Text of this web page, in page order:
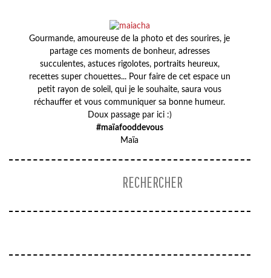
Gourmande, amoureuse de la photo et des sourires, je
partage ces moments de bonheur, adresses
succulentes, astuces rigolotes, portraits heureux,
recettes super chouettes... Pour faire de cet espace un
petit rayon de soleil, qui je le souhaite, saura vous
réchauffer et vous communiquer sa bonne humeur.
Doux passage par ici :)
#maïafooddevous
Maïa